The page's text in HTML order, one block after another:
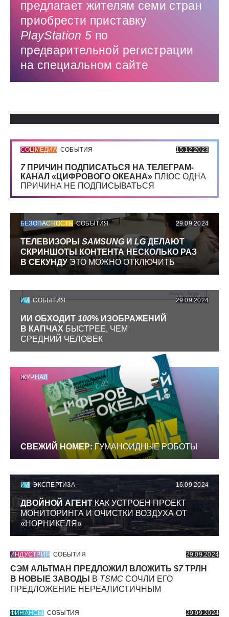
предлагает жителям семи стран
приобрести приставку
PlayStation 5 по
предварительной регистрации
на специальном сайте
СОЦМЕДИА СОБЫТИЯ 15.12.2023
7 ПРИЧИН ПОДПИСАТЬСЯ НА ТЕЛЕГРАМ-
КАНАЛ «ЦИФРОВОГО ОКЕАНА» ПЛЮС ОДНА
ПРИЧИНА НЕ ПОДПИСЫВАТЬСЯ
БЕЗОПАСНОСТЬ СОБЫТИЯ 29.09.2024
ТЕЛЕВИЗОРЫ SAMSUNG И LGДЕЛАЮТ
СКРИНШОТЫ КОНТЕНТА НЕСКОЛЬКО РАЗ
В СЕКУНДУЭТО МОЖНО ОТКЛЮЧИТЬ
ИИ СОБЫТИЯ 29.09.2024
ИИ ОБХОДИТ 100% ИЗОБРАЖЕНИЙ
В КАПЧАХ БЫСТРЕЕ, ЧЕМ
СРЕДНИЙ ЧЕЛОВЕК
ЖУРНАЛ
СВЕЖИЙ НОМЕР: ГУМАНОИДНЫЕ РОБОТЫ
ИИ ЭКСПЕРТИЗА 16.09.2024
ДВОЙНОЙ АГЕНТКАК УСТРОЕН ПРОЕКТ
МОНИТОРИНГА И ОЧИСТКИ ВОЗДУХА ОТ
«НОРНИКЕЛЯ»
ИНДУСТРИЯ СОБЫТИЯ 29.09.2024
СЭМ АЛЬТМАН ПРЕДЛОЖИЛ ВЛОЖИТЬ $7ТРЛН
В НОВЫЕ ЗАВОДЫ
В TSMC СОЧЛИ ЕГО
ПРЕДЛОЖЕНИЕ НЕРЕАЛИСТИЧНЫМ
ФИНАНСЫ СОБЫТИЯ 29.09.2024